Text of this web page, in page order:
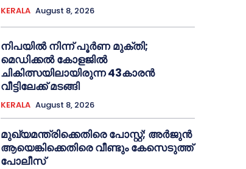
KERALA August 8, 2026
നിപയില്‍ നിന്ന് പൂര്‍ണ മുക്തി;
മെഡിക്കല്‍ കോളജില്‍
ചികിത്സയിലായിരുന്ന 43കാരന്‍
വീട്ടിലേക്ക് മടങ്ങി
KERALA August 8, 2026
മുഖ്യമന്ത്രിക്കെതിരെ പോസ്റ്റ്; അര്‍ജുൻ
ആയെങ്കിക്കെതിരെ വീണ്ടും കേസെടുത്ത്
പോലീസ്